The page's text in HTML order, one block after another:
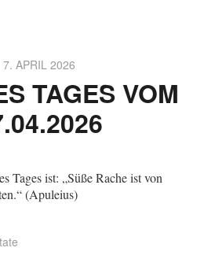
7. APRIL 2026
TAGES VOM
Tages ist: „Süße Rache ist von
(Apuleius)